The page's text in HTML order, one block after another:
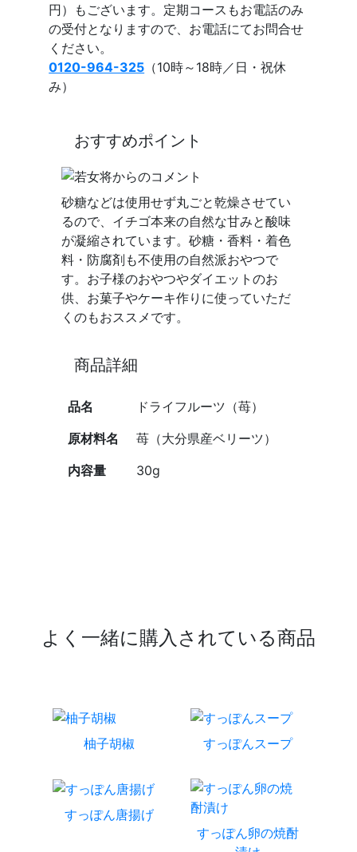
円）もございます。定期コースもお電話のみ
の受付となりますので、お電話にてお問合せ
ください。
0120-964-325 （10時～18時／日・祝休
み）
おすすめポイント
砂糖などは使用せず丸ごと乾燥させてい
るので、イチゴ本来の自然な甘みと酸味
が凝縮されています。砂糖・香料・着色
料・防腐剤も不使用の自然派おやつで
す。お子様のおやつやダイエットのお
供、お菓子やケーキ作りに使っていただ
くのもおススメです。
商品詳細
品名
ドライフルーツ（苺）
原材料名
苺（大分県産ベリーツ）
内容量
30g
よく一緒に購入されている商品
柚子胡椒 すっぽんスープ
すっぽん唐揚げ
すっぽん卵の焼酎